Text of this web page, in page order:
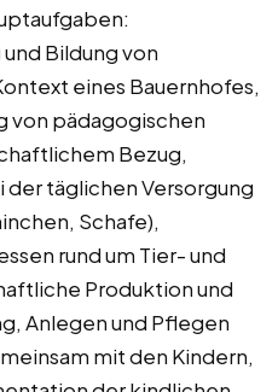
Bildung von
eines Bauernhofes,
von pädagogischen
Bezug,
täglichen Versorgung
Schafe),
rund um Tier- und
Produktion und
Anlegen und Pflegen
mit den Kindern,